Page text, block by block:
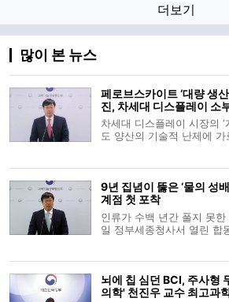
더보기
많이 본 뉴스
페로브스카이트 ‘대량 생
진, 차세대 디스플레이 소
차세대 디스플레이 시장의 ‘
도 양산의 기술적 난제에 가
문이다. 이는 단순한 기
9년 집념이 뚫은 ‘물의 성
계점 첫 포착
인류가 수백 년간 풀지 못
일 정부세종청사서 열린 합
로 이어지며 물의 근원적 비
뇌에 칩 심던 BCI, 주사형
의학' 천진우 교수 최고과